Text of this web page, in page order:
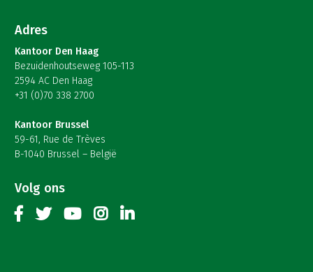
Adres
Kantoor Den Haag
Bezuidenhoutseweg 105-113
2594 AC Den Haag
+31 (0)70 338 2700
Kantoor Brussel
59-61, Rue de Trèves
B-1040 Brussel – België
Volg ons